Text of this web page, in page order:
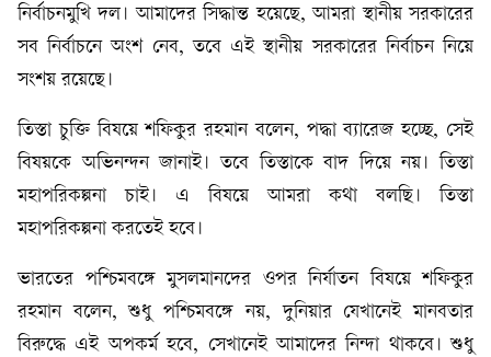
নির্বাচনমুখি দল। আমাদের সিদ্ধান্ত হয়েছে, আমরা স্থানীয় সরকারের
সব নির্বাচনে অংশ নেব, তবে এই স্থানীয় সরকারের নির্বাচন নিয়ে
সংশয় রয়েছে।
তিস্তা চুক্তি বিষয়ে শফিকুর রহমান বলেন, পদ্ধা ব্যারেজ হচ্ছে, সেই
বিষয়কে অভিনন্দন জানাই। তবে তিস্তাকে বাদ দিয়ে নয়। তিস্তা
মহাপরিকল্পনা চাই। এ বিষয়ে আমরা কথা বলছি। তিস্তা
মহাপরিকল্পনা করতেই হবে।
ভারতের পশ্চিমবঙ্গে মুসলমানদের ওপর নির্যাতন বিষয়ে শফিকুর
রহমান বলেন, শুধু পশ্চিমবঙ্গে নয়, দুনিয়ার যেখানেই মানবতার
বিরুদ্ধে এই অপকর্ম হবে, সেখানেই আমাদের নিন্দা থাকবে। শুধু